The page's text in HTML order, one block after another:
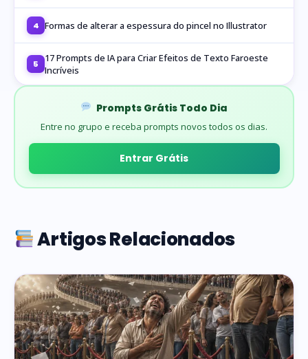
4 Formas de alterar a espessura do pincel no Illustrator
5
17 Prompts de IA para Criar Efeitos de Texto Faroeste
Incríveis
Prompts Grátis Todo Dia
Entre no grupo e receba prompts novos todos os dias.
Entrar Grátis
Artigos Relacionados